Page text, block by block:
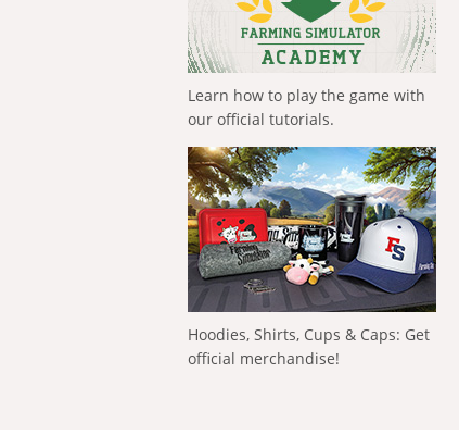
Learn how to play the game with
our official tutorials.
Hoodies, Shirts, Cups & Caps: Get
official merchandise!